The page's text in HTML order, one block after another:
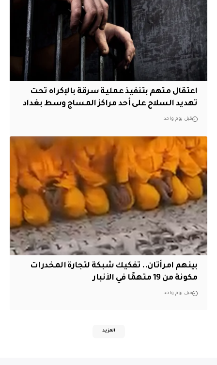
اعتقال متهم بتنفيذ عملية سرقة بالإكراه تحت
تهديد السلاح على أحد مراكز المساج وسط بغداد
قبل يوم واحد
بينهم امرأتان.. تفكيك شبكة لتجارة المخدرات
مكونة من 19 متهمًا في الأنبار
قبل يوم واحد
المزيد